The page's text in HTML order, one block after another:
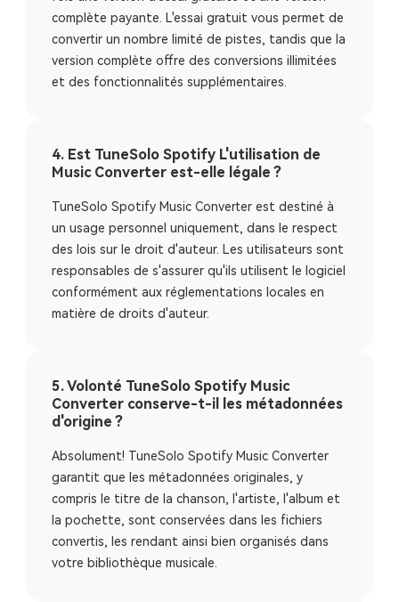
complète payante. L'essai gratuit vous permet de
convertir un nombre limité de pistes, tandis que la
version complète offre des conversions illimitées
et des fonctionnalités supplémentaires.
4. Est TuneSolo Spotify L'utilisation de
Music Converter est-elle légale ?
TuneSolo Spotify Music Converter est destiné à
un usage personnel uniquement, dans le respect
des lois sur le droit d'auteur. Les utilisateurs sont
responsables de s'assurer qu'ils utilisent le logiciel
conformément aux réglementations locales en
matière de droits d'auteur.
5. Volonté TuneSolo Spotify Music
Converter conserve-t-il les métadonnées
d'origine ?
Absolument! TuneSolo Spotify Music Converter
garantit que les métadonnées originales, y
compris le titre de la chanson, l'artiste, l'album et
la pochette, sont conservées dans les fichiers
convertis, les rendant ainsi bien organisés dans
votre bibliothèque musicale.